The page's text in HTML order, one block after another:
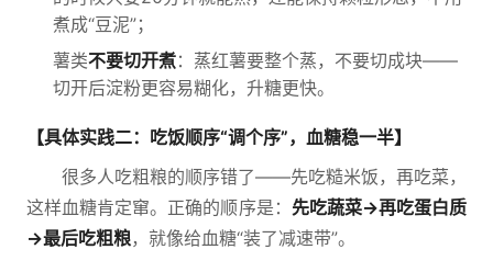
煮成“豆泥”；
薯类不要切开煮：蒸红薯要整个蒸，不要切成块——
切开后淀粉更容易糊化，升糖更快。
【具体实践二：吃饭顺序“调个序”，血糖稳一半】
很多人吃粗粮的顺序错了——先吃糙米饭，再吃菜，
这样血糖肯定窜。正确的顺序是： 先吃蔬菜→再吃蛋白质
→最后吃粗粮，就像给血糖“装了减速带”。